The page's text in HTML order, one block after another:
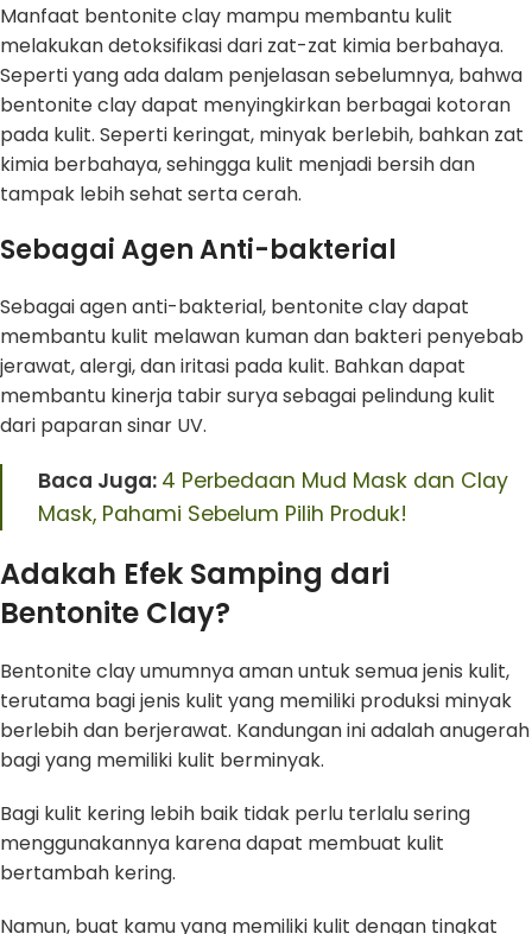
Manfaat bentonite clay mampu membantu kulit
melakukan detoksifikasi dari zat-zat kimia berbahaya.
Seperti yang ada dalam penjelasan sebelumnya, bahwa
bentonite clay dapat menyingkirkan berbagai kotoran
pada kulit. Seperti keringat, minyak berlebih, bahkan zat
kimia berbahaya, sehingga kulit menjadi bersih dan
tampak lebih sehat serta cerah.
Sebagai Agen Anti-bakterial
Sebagai agen anti-bakterial, bentonite clay dapat
membantu kulit melawan kuman dan bakteri penyebab
jerawat, alergi, dan iritasi pada kulit. Bahkan dapat
membantu kinerja tabir surya sebagai pelindung kulit
dari paparan sinar UV.
Baca Juga: 4 Perbedaan Mud Mask dan Clay
Mask, Pahami Sebelum Pilih Produk!
Adakah Efek Samping dari
Bentonite Clay?
Bentonite clay umumnya aman untuk semua jenis kulit,
terutama bagi jenis kulit yang memiliki produksi minyak
berlebih dan berjerawat. Kandungan ini adalah anugerah
bagi yang memiliki kulit berminyak.
Bagi kulit kering lebih baik tidak perlu terlalu sering
menggunakannya karena dapat membuat kulit
bertambah kering.
Namun, buat kamu yang memiliki kulit dengan tingkat